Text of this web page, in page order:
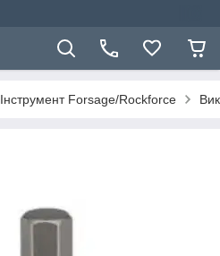
Інструмент Forsage/Rockforce